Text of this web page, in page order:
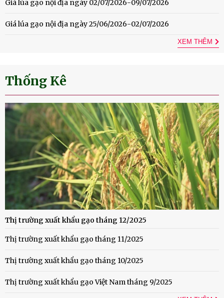
Giá lúa gạo nội địa ngày 02/07/2026-09/07/2026
Giá lúa gạo nội địa ngày 25/06/2026-02/07/2026
XEM THÊM
Thống Kê
Thị trường xuất khẩu gạo tháng 12/2025
Thị trường xuất khẩu gạo tháng 11/2025
Thị trường xuất khẩu gạo tháng 10/2025
Thị trường xuất khẩu gạo Việt Nam tháng 9/2025